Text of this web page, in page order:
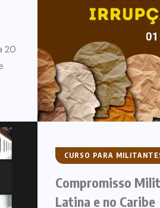
20
CURSO PARA
Compromisso
Latina e no Caribe